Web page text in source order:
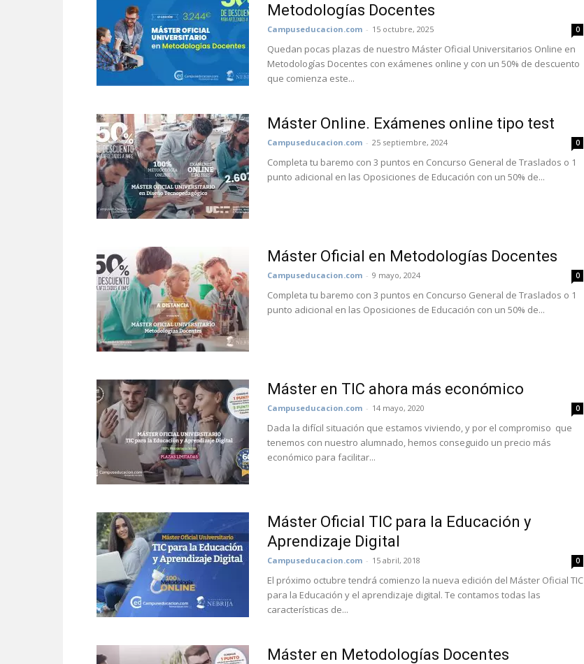
Metodologías Docentes
Campuseducacion.com - 15 octubre, 2025 0
Quedan pocas plazas de nuestro Máster Oficial Universitarios Online en
Metodologías Docentes con exámenes online y con un 50% de descuento
que comienza este...
Máster Online. Exámenes online tipo test
Campuseducacion.com - 25 septiembre, 2024 0
Completa tu baremo con 3 puntos en Concurso General de Traslados o 1
punto adicional en las Oposiciones de Educación con un 50% de...
Máster Oficial en Metodologías Docentes
Campuseducacion.com - 9 mayo, 2024 0
Completa tu baremo con 3 puntos en Concurso General de Traslados o 1
punto adicional en las Oposiciones de Educación con un 50% de...
Máster en TIC ahora más económico
Campuseducacion.com - 14 mayo, 2020 0
Dada la difícil situación que estamos viviendo, y por el compromiso que
tenemos con nuestro alumnado, hemos conseguido un precio más
económico para facilitar...
Máster Oficial TIC para la Educación y
Aprendizaje Digital
Campuseducacion.com - 15 abril, 2018 0
El próximo octubre tendrá comienzo la nueva edición del Máster Oficial TIC
para la Educación y el aprendizaje digital. Te contamos todas las
características de...
Máster en Metodologías Docentes